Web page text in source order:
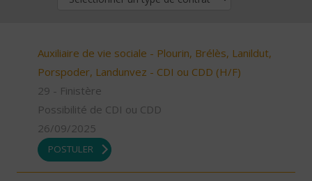
Auxiliaire de vie sociale - Plourin, Brélès, Lanildut,
Porspoder, Landunvez - CDI ou CDD (H/F)
29 - Finistère
Possibilité de CDI ou CDD
26/09/2025
POSTULER